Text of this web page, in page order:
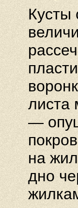
Кусты
листа
—
на
дно